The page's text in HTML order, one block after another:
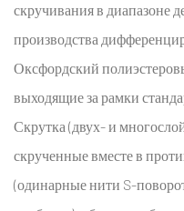
скручивания в диапазоне
производства
Оксфордский
выходящие за рамки
Скрутка (двух- и
скрученные вместе в
(одинарные нити S-